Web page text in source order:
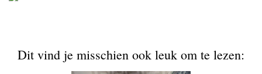
Dit vind je misschien ook leuk om te lezen: